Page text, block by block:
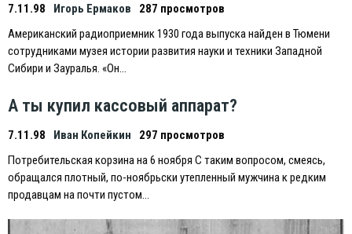
7.11.98 Игорь Ермаков
287 просмотров
Американский радиоприемник 1930 года выпуска найден в Тюмени
сотрудниками музея истории развития науки и техники Западной
Сибири и Зауралья. «Он…
А ты купил кассовый аппарат?
7.11.98 Иван Копейкин
297 просмотров
Потребительская корзина на 6 ноября С таким вопросом, смеясь,
обращался плотный, по-ноябрьски утепленный мужчина к редким
продавцам на почти пустом…